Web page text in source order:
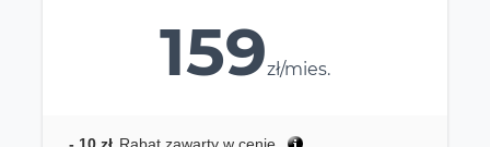
159zł/mies.